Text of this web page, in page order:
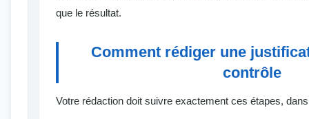
que le résultat.
Comment rédiger une
contrôle
Votre rédaction doit suivre exactement ces étapes,